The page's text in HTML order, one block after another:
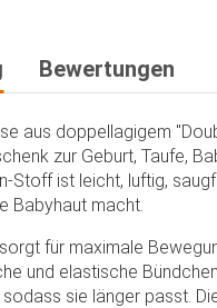
Bewertungen
aus doppellagigem
zur Geburt, Taufe,
Stoff ist leicht, luftig,
Babyhaut macht.
für maximale
und elastische
sie länger passt.